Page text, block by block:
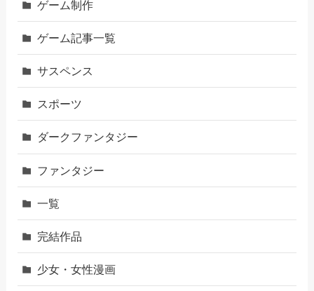
ゲーム制作
ゲーム記事一覧
サスペンス
スポーツ
ダークファンタジー
ファンタジー
一覧
完結作品
少女・女性漫画